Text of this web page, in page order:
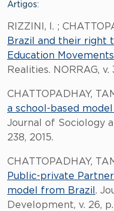
Artigos:
RIZZINI, I. ;
Brazil and their right
Education
Realities. NORRAG, v.
CHATTOPADHAY,
a school-based
Journal of Sociology
238, 2015.
CHATTOPADHAY,
Public-private
model from Brazil .
Development, v. 26,